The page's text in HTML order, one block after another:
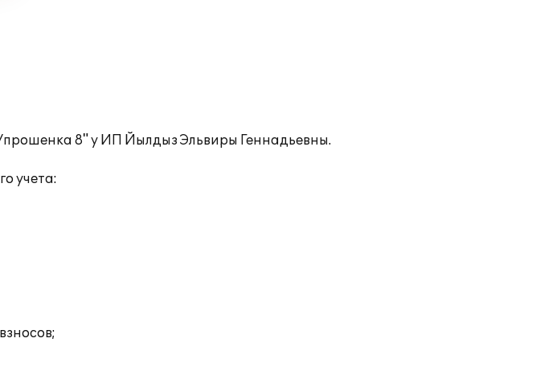
8" у ИП Йылдыз Эльвиры Геннадьевны.
учета: